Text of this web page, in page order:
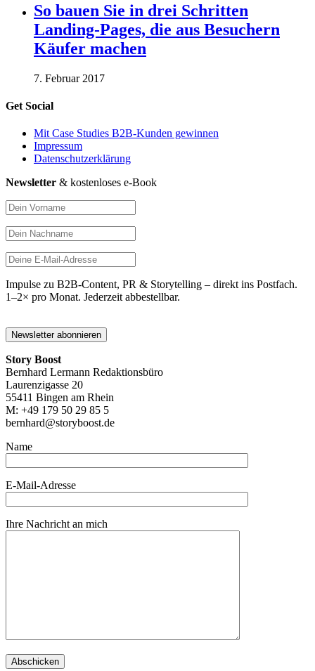
So bauen Sie in drei Schritten
Landing-Pages, die aus Besuchern
Käufer machen
7. Februar 2017
Get Social
Mit Case Studies B2B-Kunden gewinnen
Impressum
Datenschutzerklärung
Newsletter & kostenloses e-Book
Impulse zu B2B-Content, PR & Storytelling – direkt ins Postfach.
1–2× pro Monat. Jederzeit abbestellbar.
Story Boost
Bernhard Lermann Redaktionsbüro
Laurenzigasse 20
55411 Bingen am Rhein
M: +49 179 50 29 85 5
bernhard@storyboost.de
Name
E-Mail-Adresse
Ihre Nachricht an mich